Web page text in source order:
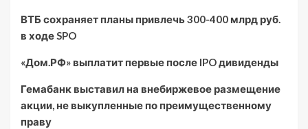
ВТБ сохраняет планы привлечь 300-400 млрд руб.
в ходе SPO
«Дом.РФ» выплатит первые после IPO дивиденды
Гемабанк выставил на внебиржевое размещение
акции, не выкупленные по преимущественному
праву